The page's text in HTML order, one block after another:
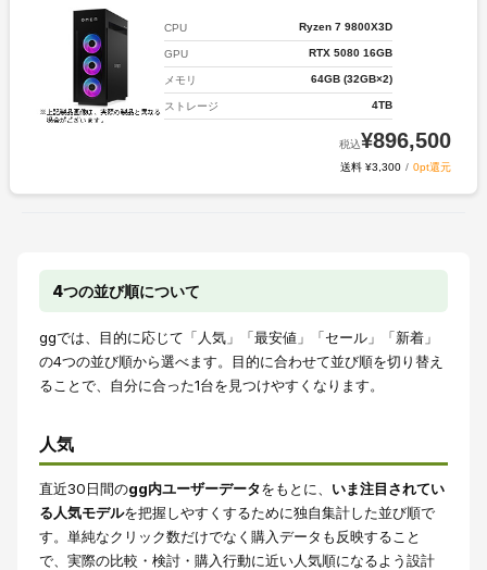
CPU Ryzen 7 9800X3D
GPU RTX 5080 16GB
メモリ 64GB (32GB×2)
ストレージ 4TB
税込¥896,500
送料 ¥3,300 / 0pt還元
4つの並び順について
ggでは、目的に応じて「人気」「最安値」「セール」「新着」
の4つの並び順から選べます。目的に合わせて並び順を切り替え
ることで、自分に合った1台を見つけやすくなります。
人気
直近30日間のgg内ユーザーデータをもとに、 いま注目されてい
る人気モデルを把握しやすくするために独自集計した並び順で
す。単純なクリック数だけでなく購入データも反映すること
で、実際の比較・検討・購入行動に近い人気順になるよう設計